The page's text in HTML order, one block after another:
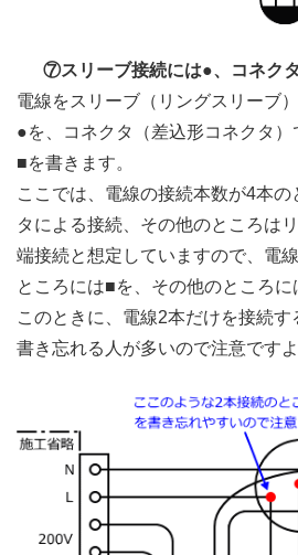
⑦スリーブ接続には●、コネク
電線をスリーブ（リングスリーブ
●を、コネクタ（差込形コネクタ
■を書きます。
ここでは、電線の接続本数が4本の
タによる接続、その他のところは
端接続と想定していますので、電
ところには■を、その他のところに
このときに、電線2本だけを接続
書き忘れる人が多いので注意ですよ